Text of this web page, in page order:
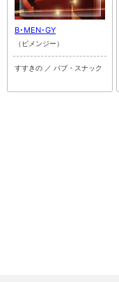
B･MEN･GY
（ビメンジー）
すすきの ／ パブ・スナック